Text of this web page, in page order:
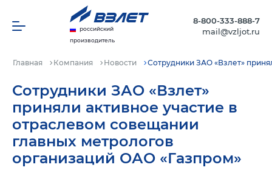
российский
производитель
8-800-333-888-7
mail@vzljot.ru
Главная Компания Новости Сотрудники ЗАО «Взлет»
Сотрудники ЗАО «Взлет»
приняли активное участие в
отраслевом совещании
главных метрологов
организаций ОАО «Газпром»